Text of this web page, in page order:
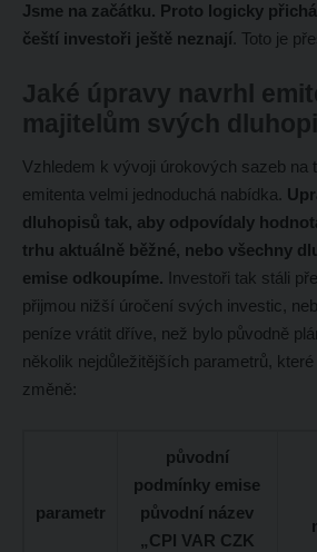
Jsme na začátku. Proto logicky
čeští investoři ještě neznají. Toto je
Jaké úpravy navrhl
majitelům svých
Vzhledem k vývoji úrokových sazeb na
emitenta velmi jednoduchá nabídka.
dluhopisů tak, aby odpovídaly
trhu aktuálně běžné, nebo všechny
emise odkoupíme. Investoři tak stáli
přijmou nižší úročení svých investic,
peníze vrátit dříve, než bylo původně
několik nejdůležitějších parametrů,
změně:
parametr
původní
podmínky emise
původní název
„CPI VAR CZK